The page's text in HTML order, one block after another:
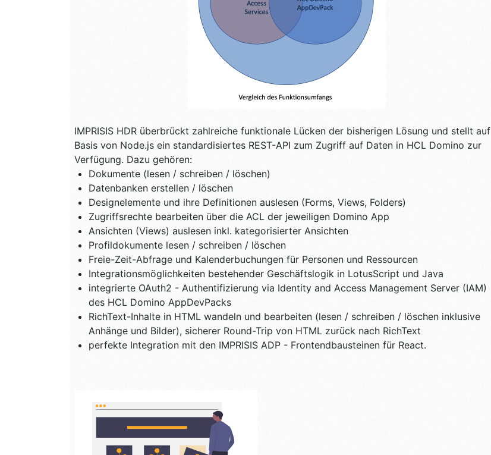
IMPRISIS HDR überbrückt zahlreiche funktionale Lücken der bisherigen Lösung und stellt auf
Basis von Node.js ein standardisiertes REST-API zum Zugriff auf Daten in HCL Domino zur
Verfügung. Dazu gehören:
Dokumente (lesen / schreiben / löschen)
Datenbanken erstellen / löschen
Designelemente und ihre Definitionen auslesen (Forms, Views, Folders)
Zugriffsrechte bearbeiten über die ACL der jeweiligen Domino App
Ansichten (Views) auslesen inkl. kategorisierter Ansichten
Profildokumente lesen / schreiben / löschen
Freie-Zeit-Abfrage und Kalenderbuchungen für Personen und Ressourcen
Integrationsmöglichkeiten bestehender Geschäftslogik in LotusScript und Java
integrierte OAuth2 - Authentifizierung via Identity and Access Management Server (IAM)
des HCL Domino AppDevPacks
RichText-Inhalte in HTML wandeln und bearbeiten (lesen / schreiben / löschen inklusive
Anhänge und Bilder), sicherer Round-Trip von HTML zurück nach RichText
perfekte Integration mit den IMPRISIS ADP - Frontendbausteinen für React.